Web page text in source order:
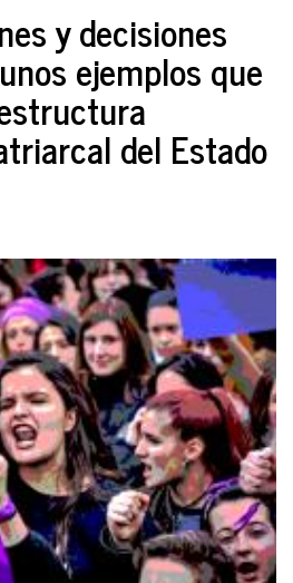
y decisiones
ejemplos que
del Estado